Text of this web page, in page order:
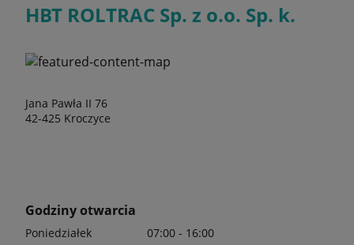
HBT ROLTRAC Sp. z o.o. Sp. k.
Jana Pawła II 76
42-425 Kroczyce
Godziny otwarcia
Poniedziałek
07:00 - 16:00